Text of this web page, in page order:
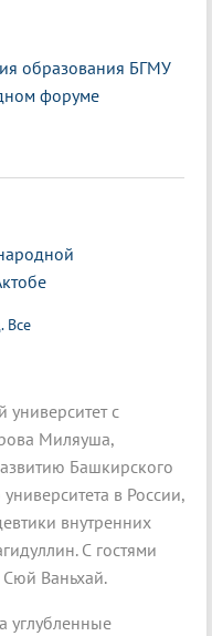
образования БГМУ
форуме
Все
с
Миляуша,
Башкирского
в России,
внутренних
С гостями
Ваньхай.
углубленные